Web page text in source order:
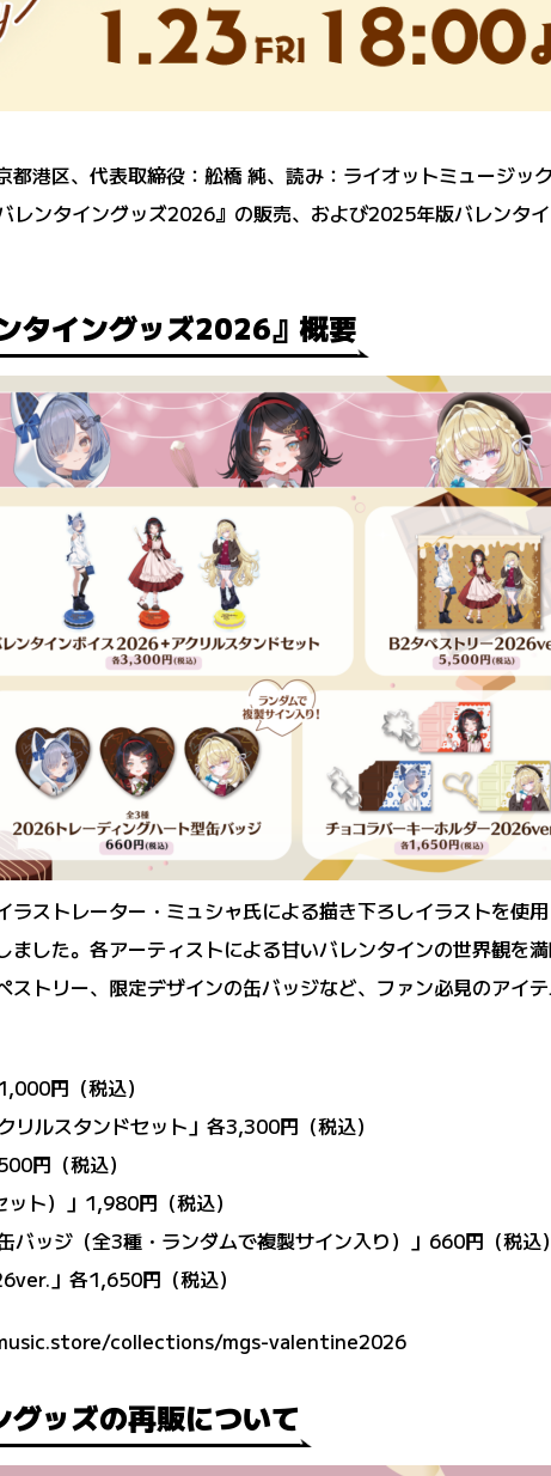
都港区、代表取締役：舩橋 純、読み：ライオットミュージ
レンタイングッズ2026』の販売、および2025年版バレンタ
タイングッズ2026』概要
ラストレーター・ミュシャ氏による描き下ろしイラストを使
ました。各アーティストによる甘いバレンタインの世界観を
ストリー、限定デザインの缶バッジなど、ファン必見のアイ
円（税込）
ルスタンドセット」各3,300円（税込）
円（税込）
ト）」1,980円（税込）
バッジ（全3種・ランダムで複製サイン入り）」660円（税込
」各1,650円（税込）
collections/mgs-valentine2026
ッズの再販について